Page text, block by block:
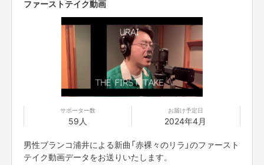
ファーストテイク動画
サポーター数
59人
お届け予定日
2024年4月
男性ブランコ浦井による新曲「赤裸々のリラ」のファースト
テイク動画データをお送りいたします。